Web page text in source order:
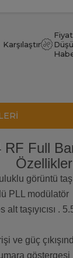
Karşılaştır
Fiyat
RF Full
görüntü
PLL modülatör
alt taşıyıcısı .
ve güç
göstergesi